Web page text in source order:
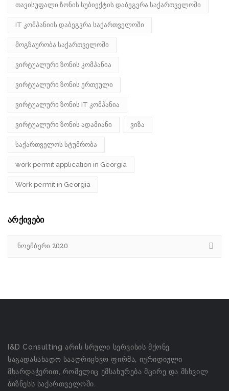
თავისუფალი ზონის სუბიექტის დაბეგვრა საქართველოში
IT კომპანიის დაბეგვრა საქართველოში
მოგზაურობა საქართველოში
ვირტუალური ზონის კომპანია
ვირტუალური ზონის ერთეული
ვირტუალური ზონის IT კომპანია
ვირტუალური ზონის ადამიანი ვიზა
საქართველოს სტუმრობა
work permit application in Georgia
Work permit in Georgia
არქივები
ნოემბერი 2020
I&D Consulting არის სრული სერვისის მქონე
საგადასახადო სააღრიცხვო ფირმა, იურიდიული
მხარდაჭერით, რომელიც ემსახურება მცირე და მსხვილ
ბიზნესს საქართველოში.